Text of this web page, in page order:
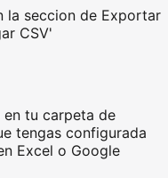
la seccion de Exportar
CSV'
en tu carpeta de
tengas configurada
Excel o Google